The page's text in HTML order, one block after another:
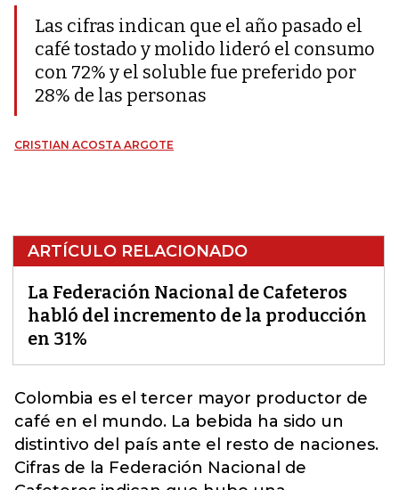
Las cifras indican que el año pasado el
café tostado y molido lideró el consumo
con 72% y el soluble fue preferido por
28% de las personas
CRISTIAN ACOSTA ARGOTE
ARTÍCULO RELACIONADO
La Federación Nacional de Cafeteros
habló del incremento de la producción
en 31%
Colombia es el tercer mayor productor de
café en el mundo. La bebida ha sido un
distintivo del país ante el resto de naciones.
Cifras de la Federación Nacional de